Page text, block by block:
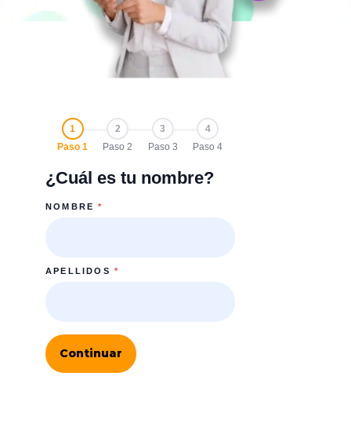
1
Paso 1
2
Paso 2
3
Paso 3
4
Paso 4
¿Cuál es tu nombre?
NOMBRE*
APELLIDOS *
Continuar